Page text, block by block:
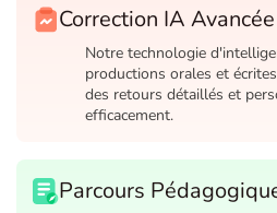
Correction IA Avancée
Notre technologie
productions orales et
des retours détaillés et
efficacement.
Parcours